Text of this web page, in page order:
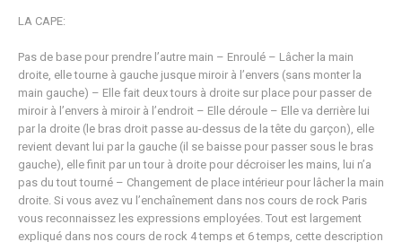
LA CAPE:
Pas de base pour prendre l’autre main – Enroulé – Lâcher la main
droite, elle tourne à gauche jusque miroir à l’envers (sans monter la
main gauche) – Elle fait deux tours à droite sur place pour passer de
miroir à l’envers à miroir à l’endroit – Elle déroule – Elle va derrière lui
par la droite (le bras droit passe au-dessus de la tête du garçon), elle
revient devant lui par la gauche (il se baisse pour passer sous le bras
gauche), elle finit par un tour à droite pour décroiser les mains, lui n’a
pas du tout tourné – Changement de place intérieur pour lâcher la main
droite. Si vous avez vu l’enchaînement dans nos cours de rock Paris
vous reconnaissez les expressions employées. Tout est largement
expliqué dans nos cours de rock 4 temps et 6 temps, cette description